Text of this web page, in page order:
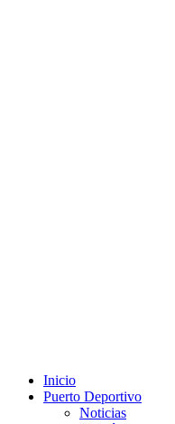
Inicio
Puerto Deportivo
Noticias